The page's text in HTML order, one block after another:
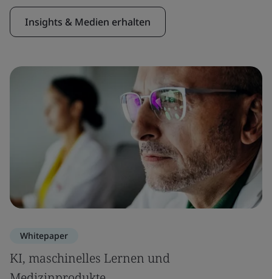
Insights & Medien erhalten
Whitepaper
KI, maschinelles Lernen und